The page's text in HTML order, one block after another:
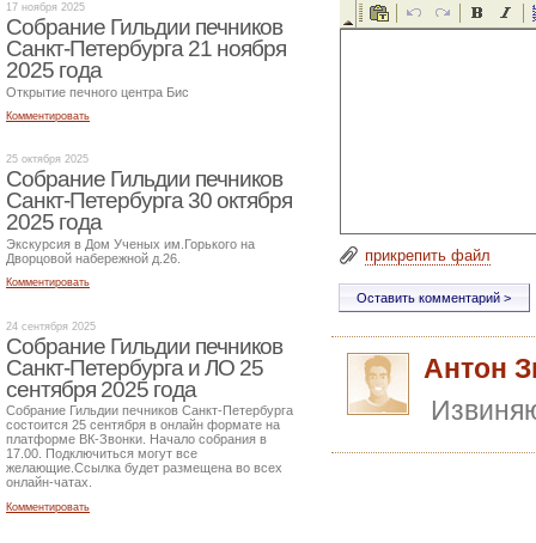
прикрепить файл
Антон
17 ноября 2025
Собрание Гильдии печников
Санкт-Петербурга 21 ноября
2025 года
Открытие печного центра Бис
Комментировать
25 октября 2025
Собрание Гильдии печников
Санкт-Петербурга 30 октября
2025 года
Экскурсия в Дом Ученых им.Горького на
Дворцовой набережной д.26.
Комментировать
24 сентября 2025
Собрание Гильдии печников
Санкт-Петербурга и ЛО 25
сентября 2025 года
Собрание Гильдии печников Санкт-Петербурга
состоится 25 сентября в онлайн формате на
платформе ВК-Звонки. Начало собрания в
17.00. Подключиться могут все
желающие.Ссылка будет размещена во всех
онлайн-чатах.
Комментировать